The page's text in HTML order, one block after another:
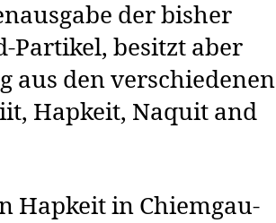
der bisher
Partikel, besitzt aber
aus den verschiedenen
Hapkeit, Naquit and
Hapkeit in Chiemgau-